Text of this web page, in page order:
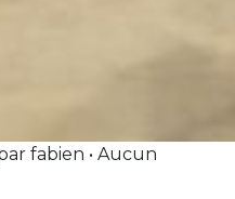
fabien • Aucun